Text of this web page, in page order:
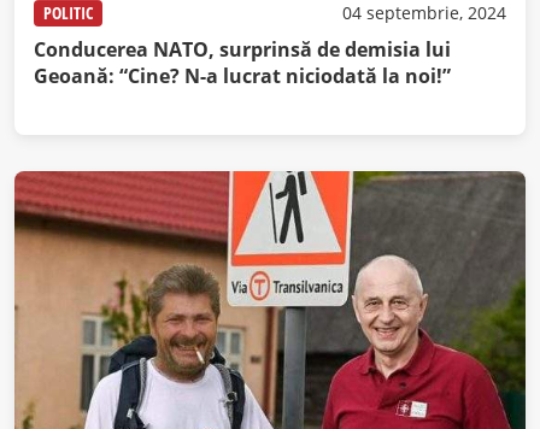
POLITIC 04 septembrie, 2024
Conducerea NATO, surprinsă de demisia lui
Geoană: “Cine? N-a lucrat niciodată la noi!”